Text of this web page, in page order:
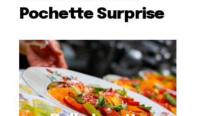
Pochette Surprise